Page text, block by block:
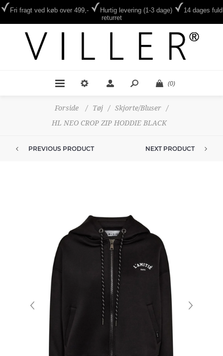
Fri fragt ved køb over 499,- Hurtig levering (1-3 dage)
14 dages fuld
returret
(0)
Forside / Tøj / Skjorte/Bluser
/
HL NEO CROP ZIP HODDIE BLACK
PREVIOUS PRODUCT NEXT PRODUCT